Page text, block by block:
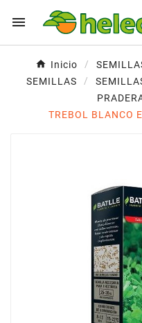

Inicio
SEMILLAS
TREBOL BLANCO